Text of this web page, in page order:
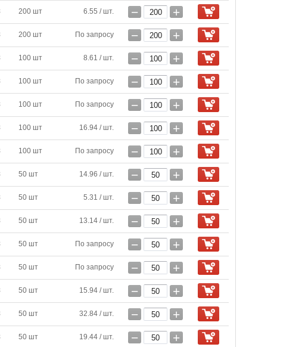
200 шт 6.55 / шт. − +
200 шт По запросу − +
100 шт 8.61 / шт. − +
100 шт По запросу − +
100 шт По запросу − +
100 шт 16.94 / шт. − +
100 шт По запросу − +
50 шт 14.96 / шт. − +
50 шт 5.31 / шт. − +
50 шт 13.14 / шт. − +
50 шт По запросу − +
50 шт По запросу − +
50 шт 15.94 / шт. − +
50 шт 32.84 / шт. − +
50 шт 19.44 / шт. − +